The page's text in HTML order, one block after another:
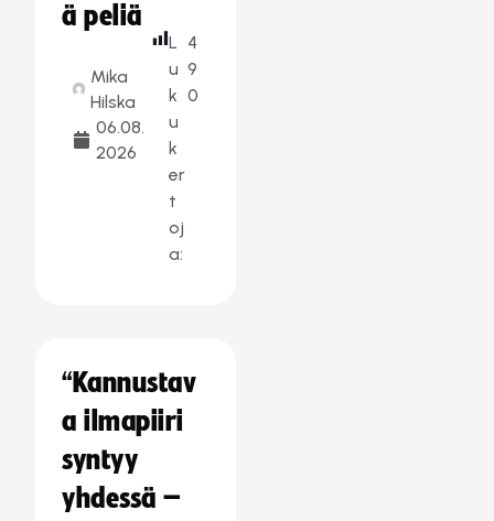
ä peliä
Mika
Hilska
06.08.
2026
L
u
k
u
k
er
t
oj
a:
4
9
0
“Kannustav
a ilmapiiri
syntyy
yhdessä –